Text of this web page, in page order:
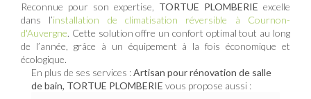
Reconnue pour son expertise, TORTUE PLOMBERIE excelle
dans l’installation de climatisation réversible à Cournon-
d'Auvergne. Cette solution offre un confort optimal tout au long
de l’année, grâce à un équipement à la fois économique et
écologique.
En plus de ses services :Artisan pour rénovation de salle
de bain, TORTUE PLOMBERIE vous propose aussi :